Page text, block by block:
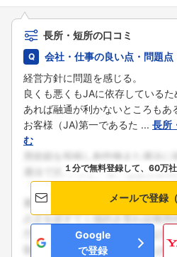
長所・短所の口コミ
会社・仕事の良い点・問題点
経営方針に問題を感じる。
良くも悪くもJAに依存している
あれば融通が利かないところもあ
お客様（JA)第一であるた ... 長所
む
１分で無料登録して、60万
メールで登録
Google
で登録